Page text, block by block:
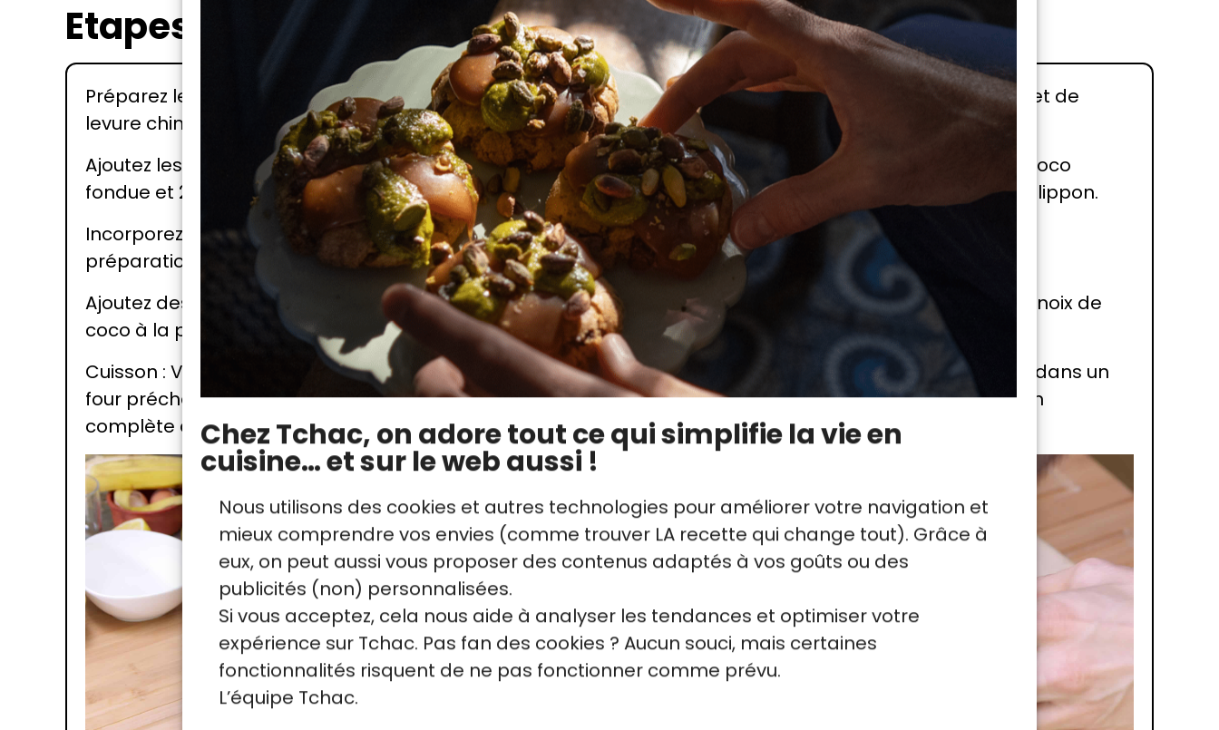
Chez Tchac, on adore tout ce qui simplifie la vie en
cuisine… et sur le web aussi !
Nous utilisons des cookies et autres technologies pour améliorer votre navigation et
mieux comprendre vos envies (comme trouver LA recette qui change tout). Grâce à
eux, on peut aussi vous proposer des contenus adaptés à vos goûts ou des
publicités (non) personnalisées.
Si vous acceptez, cela nous aide à analyser les tendances et optimiser votre
expérience sur Tchac. Pas fan des cookies ? Aucun souci, mais certaines
fonctionnalités risquent de ne pas fonctionner comme prévu.
L’équipe Tchac.
Etapes
Préparez les ingrédients secs : Mélangez 100g de poudre d’amande, 80g de farine de blé T150 et ½ sachet de
levure chimique dans un bol.
Ajoutez les ingrédients liquides : Incorporez 120g de lait végétal (amande, noisette, etc.), 50g d’huile de coco
fondue et 2 œufs. Pour des conseils détaillés sur le mélange, regardez la recette vidéo de Bérengère Philippon.
Incorporez les bananes : Écrasez 2 bananes avec le jus d’un demi-citron (optionnel) et ajoutez-les à la
préparation.
Ajoutez des extras (optionnel) : Si vous le souhaitez, ajoutez des pépites de chocolat ou des copeaux de noix de
coco à la pâte.
Cuisson : Versez la pâte dans un moule à cake en silicone ou recouvert de papier sulfurisé, et enfournez dans un
four préchauffé à 190°C pendant 30 à 40 minutes. Vérifiez la cuisson avec un pic. Pour une démonstration
complète de cette étape, visionnez la vidéo explicative de la recette.